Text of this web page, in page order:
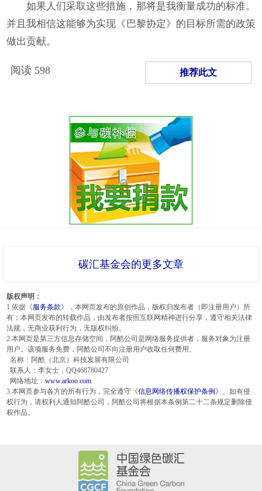
如果人们采取这些措施，那将是我衡量成功的标准。
并且我相信这能够为实现《巴黎协定》的目标所需的政策
做出贡献。
阅读 598 推荐此文
碳汇基金会的更多文章
版权声明：
1.依据《服务条款》，本网页发布的原创作品，版权归发布者（即注册用户）所
有；本网页发布的转载作品，由发布者按照互联网精神进行分享，遵守相关法律
法规，无商业获利行为，无版权纠纷。
2.本网页是第三方信息存储空间，阿酷公司是网络服务提供者，服务对象为注册
用户。该项服务免费，阿酷公司不向注册用户收取任何费用。
名称：阿酷（北京）科技发展有限公司
联系人：李女士，QQ468780427
网络地址： www.arkoo.com
3.本网页参与各方的所有行为，完全遵守《信息网络传播权保护条例 》。如有侵
权行为，请权利人通知阿酷公司，阿酷公司将根据本条例第二十二条规定删除侵
权作品。